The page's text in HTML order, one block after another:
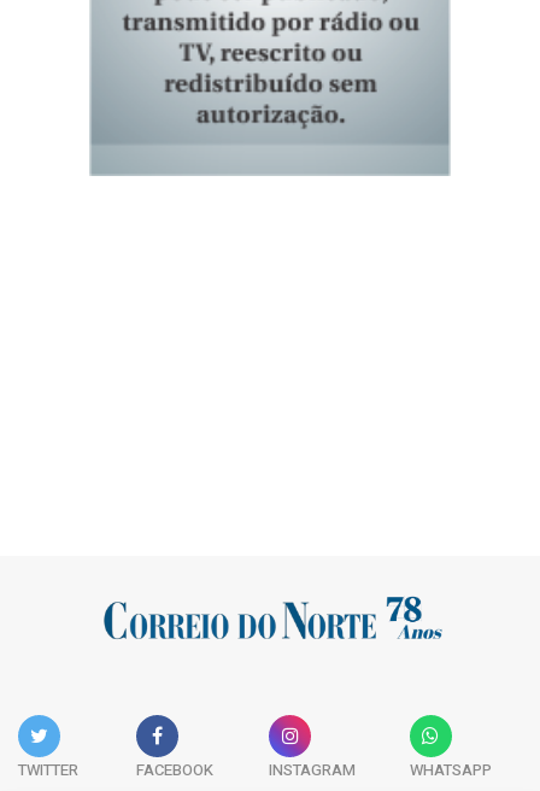
TWITTER FACEBOOK INSTAGRAM WHATSAPP